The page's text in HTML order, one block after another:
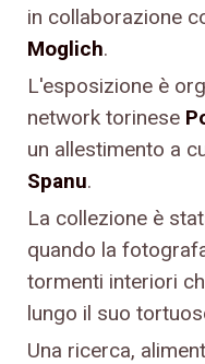
in collaborazione
Moglich.
L'esposizione è
network torinese
un allestimento a
Spanu.
La collezione è
quando la
tormenti interiori
lungo il suo
Una ricerca,